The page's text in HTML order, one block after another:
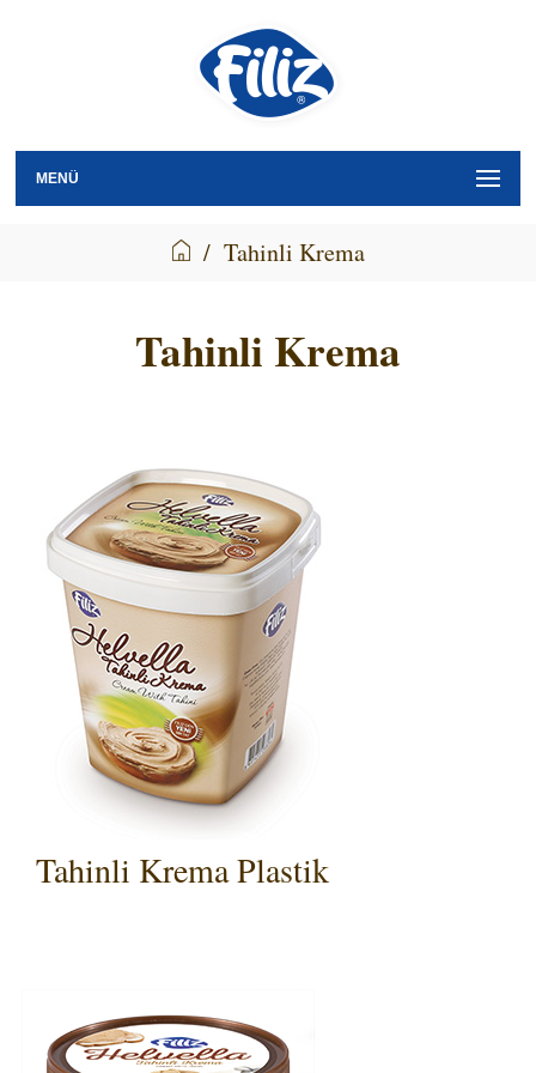
MENÜ
/ Tahinli Krema
Tahinli Krema
Tahinli Krema Plastik